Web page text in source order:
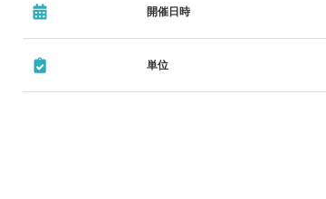
開催日時
単位